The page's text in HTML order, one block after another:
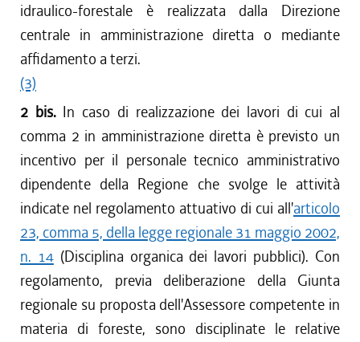
idraulico-forestale è realizzata dalla Direzione
centrale in amministrazione diretta o mediante
affidamento a terzi.
(3)
2 bis. In caso di realizzazione dei lavori di cui al
comma 2 in amministrazione diretta è previsto un
incentivo per il personale tecnico amministrativo
dipendente della Regione che svolge le attività
indicate nel regolamento attuativo di cui all'articolo
23, comma 5, della legge regionale 31 maggio 2002,
n. 14(Disciplina organica dei lavori pubblici). Con
regolamento, previa deliberazione della Giunta
regionale su proposta dell'Assessore competente in
materia di foreste, sono disciplinate le relative